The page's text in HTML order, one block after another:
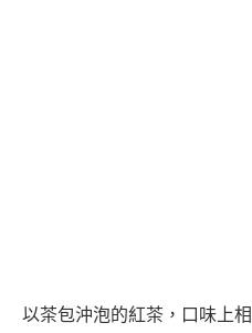
以茶包沖泡的紅茶，口味上